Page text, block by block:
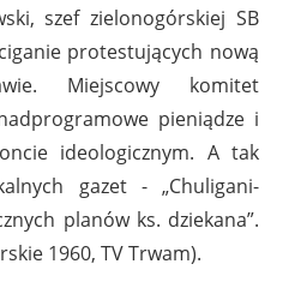
szef zielonogórskiej SB
protestujących nową
Miejscowy komitet
pieniądze i
ideologicznym. A tak
gazet - „Chuligani-
planów ks. dziekana”.
1960, TV Trwam).